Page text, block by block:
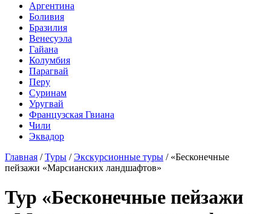
Аргентина
Боливия
Бразилия
Венесуэла
Гайана
Колумбия
Парагвай
Перу
Суринам
Уругвай
Французская Гвиана
Чили
Эквадор
Главная /Туры /Экскурсионные туры / «Бесконечные
пейзажи «Марсианских ландшафтов»
Тур «Бесконечные пейзажи